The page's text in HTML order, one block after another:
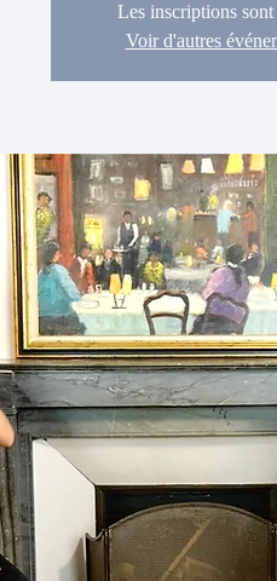
Les inscriptions sont
Voir d'autres